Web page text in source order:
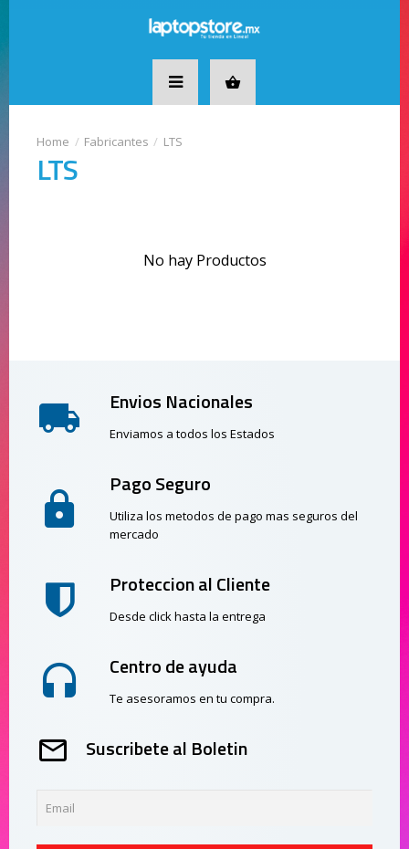
Fabricantes LTS
LTS
No hay Productos
Envios Nacionales
Enviamos a todos los Estados
Pago Seguro
Utiliza los metodos de pago mas seguros del
mercado
Proteccion al Cliente
Desde click hasta la entrega
Centro de ayuda
Te asesoramos en tu compra.
Suscribete al Boletin